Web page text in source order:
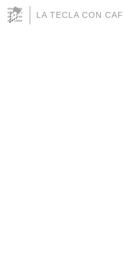
LA TECLA CON